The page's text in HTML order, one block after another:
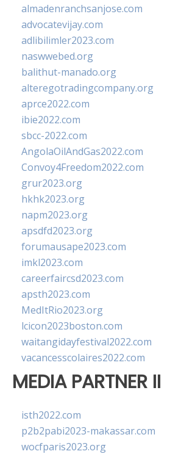
almadenranchsanjose.com
advocatevijay.com
adlibilimler2023.com
naswwebed.org
balithut-manado.org
alteregotradingcompany.org
aprce2022.com
ibie2022.com
sbcc-2022.com
AngolaOilAndGas2022.com
Convoy4Freedom2022.com
grur2023.org
hkhk2023.org
napm2023.org
apsdfd2023.org
forumausape2023.com
imkl2023.com
careerfaircsd2023.com
apsth2023.com
MedItRio2023.org
lcicon2023boston.com
waitangidayfestival2022.com
vacancesscolaires2022.com
MEDIA PARTNER II
isth2022.com
p2b2pabi2023-makassar.com
wocfparis2023.org